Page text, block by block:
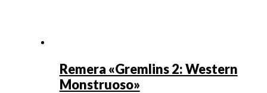
Remera «Gremlins 2: Western
Monstruoso»